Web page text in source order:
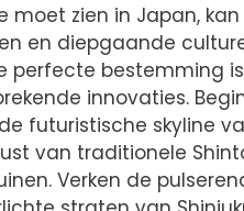
zien in Japan,
en diepgaande
perfecte bestemming
innovaties.
futuristische skyline
van traditionele
Verken de